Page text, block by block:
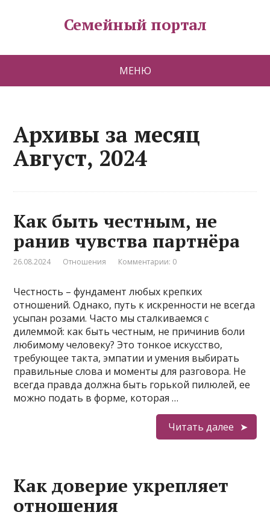
Семейный портал
МЕНЮ
Архивы за месяц
Август, 2024
Как быть честным, не
ранив чувства партнёра
26.08.2024 Отношения Комментарии: 0
Честность – фундамент любых крепких
отношений. Однако, путь к искренности не всегда
усыпан розами. Часто мы сталкиваемся с
дилеммой: как быть честным, не причинив боли
любимому человеку? Это тонкое искусство,
требующее такта, эмпатии и умения выбирать
правильные слова и моменты для разговора. Не
всегда правда должна быть горькой пилюлей, ее
можно подать в форме, которая …
Читать далее
Как доверие укрепляет
отношения